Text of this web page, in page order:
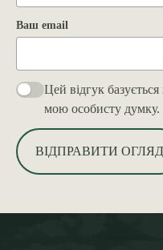
Ваш email
Цей відгук
мою особисту думку.
ВІДПРАВИТИ ОГЛЯД